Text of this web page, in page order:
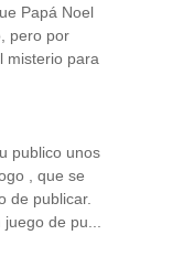
Papá Noel
pero por
misterio para
publico unos
, que se
de publicar.
juego de pu...